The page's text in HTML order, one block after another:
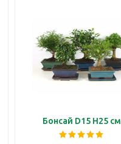
Бонсай D15 H25 см